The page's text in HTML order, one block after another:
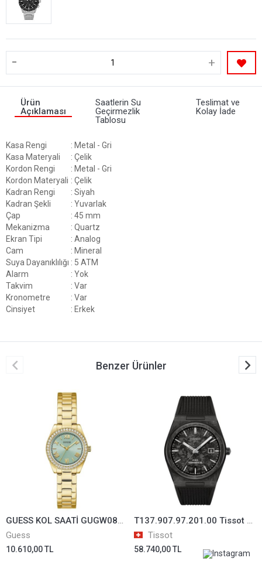
- +
Ürün
Açıklaması
Saatlerin Su
Geçirmezlik
Tablosu
Teslimat ve
Kolay İade
Kasa Rengi
: Metal - Gri
Kasa Materyali
: Çelik
Kordon Rengi
: Metal - Gri
Kordon Materyali : Çelik
Kadran Rengi
: Siyah
Kadran Şekli
: Yuvarlak
Çap
: 45 mm
Mekanizma
: Quartz
Ekran Tipi
: Analog
Cam
: Mineral
Suya Dayanıklılığı : 5 ATM
Alarm
: Yok
Takvim
: Var
Kronometre
: Var
Cinsiyet
: Erkek
Benzer Ürünler
GUESS KOL SAATİ GUGW0841L5
Guess
10.610,00 TL
T137.907.97.201.00 Tissot PRX CARBON Powermatic 80 Erkek Kol Saati T1379079720100
Tissot
58.740,00 TL